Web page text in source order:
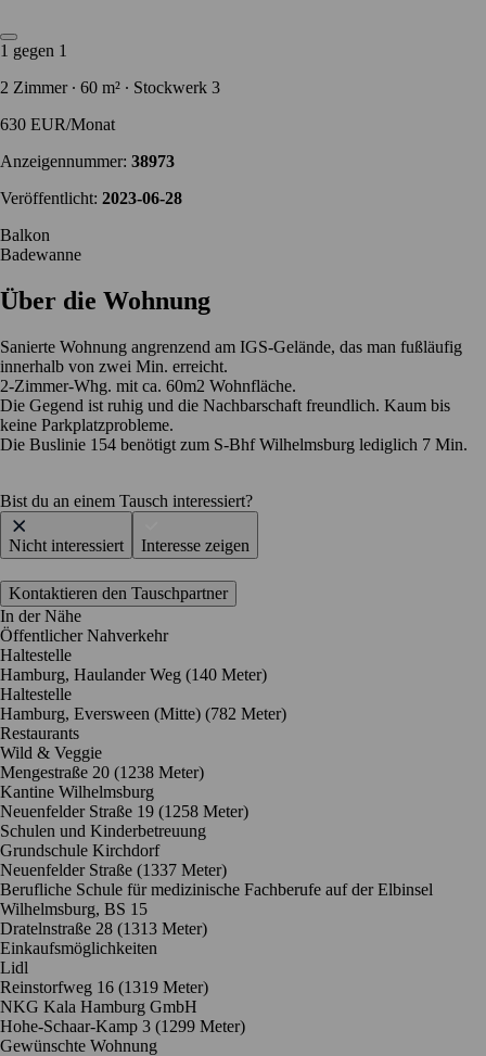
1 gegen 1
2 Zimmer ∙ 60 m² ∙ Stockwerk 3
630 EUR/Monat
Anzeigennummer: 38973
Veröffentlicht: 2023-06-28
Balkon
Badewanne
Über die Wohnung
Sanierte Wohnung angrenzend am IGS-Gelände, das man fußläufig
innerhalb von zwei Min. erreicht.
2-Zimmer-Whg. mit ca. 60m2 Wohnfläche.
Die Gegend ist ruhig und die Nachbarschaft freundlich. Kaum bis
keine Parkplatzprobleme.
Die Buslinie 154 benötigt zum S-Bhf Wilhelmsburg lediglich 7 Min.
Bist du an einem Tausch interessiert?
Nicht interessiert Interesse zeigen
Kontaktieren den Tauschpartner
In der Nähe
Öffentlicher Nahverkehr
Haltestelle
Hamburg, Haulander Weg (140 Meter)
Haltestelle
Hamburg, Eversween (Mitte) (782 Meter)
Restaurants
Wild & Veggie
Mengestraße 20 (1238 Meter)
Kantine Wilhelmsburg
Neuenfelder Straße 19 (1258 Meter)
Schulen und Kinderbetreuung
Grundschule Kirchdorf
Neuenfelder Straße (1337 Meter)
Berufliche Schule für medizinische Fachberufe auf der Elbinsel
Wilhelmsburg, BS 15
Dratelnstraße 28 (1313 Meter)
Einkaufsmöglichkeiten
Lidl
Reinstorfweg 16 (1319 Meter)
NKG Kala Hamburg GmbH
Hohe-Schaar-Kamp 3 (1299 Meter)
Gewünschte Wohnung